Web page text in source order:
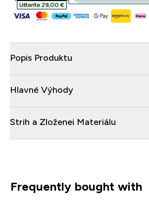
Ušteríte 29,00 €‎
Popis Produktu
Hlavné Výhody
Strih a Zloženei Materiálu
Frequently bought with